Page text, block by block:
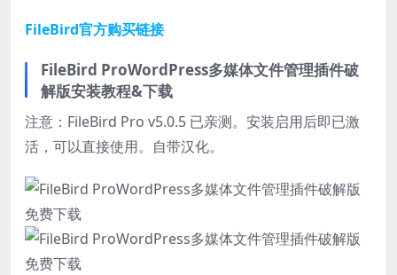
FileBird官方购买链接
FileBird ProWordPress多媒体文件管理插件破
解版安装教程&下载
注意：FileBird Pro v5.0.5 已亲测。安装启用后即已激
活，可以直接使用。自带汉化。